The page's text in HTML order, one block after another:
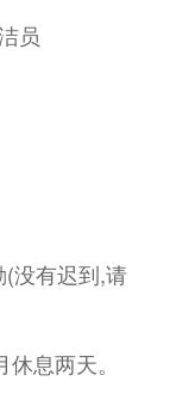
员
没有迟到,请
息两天。